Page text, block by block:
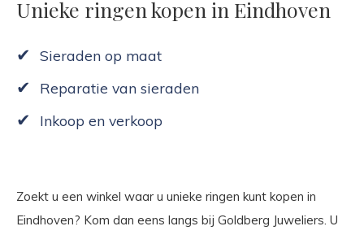
Unieke ringen kopen in Eindhoven
✔ Sieraden op maat
✔ Reparatie van sieraden
✔ Inkoop en verkoop
Zoekt u een winkel waar u unieke ringen kunt kopen in
Eindhoven? Kom dan eens langs bij Goldberg Juweliers. U